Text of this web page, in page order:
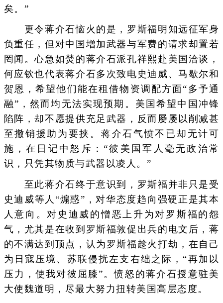
矣。”
更令蒋介石恼火的是，罗斯福明知远征军身
负重任，但对中国增加武器与军费的请求却置若
罔闻。心急如焚的蒋介石派孔祥熙赴美国洽谈，
何应钦也代表蒋介石多次致电史迪威、马歇尔和
贺恩，希望他们能在租借物资调配方面“多予通
融”，然而均无法实现预期。美国希望中国冲锋
陷阵，却不愿提供充足武器，反而屡屡以削减甚
至撤销援助为要挟。蒋介石气愤不已却无计可
施，在日记中怒斥：“彼美国军人毫无政治常
识，只凭其物质与武器以凌人。”
至此蒋介石终于意识到，罗斯福并非只是受
史迪威等人“煽惑”，对华态度趋向强硬正是其本
人意向。对史迪威的憎恶上升为对罗斯福的怨
气，尤其是在收到罗斯福敦促出兵的电文后，蒋
的不满达到顶点，认为罗斯福趁火打劫，在自己
为日寇压境、苏联侵扰左支右绌之际，“再加以
压力，使我对彼屈膝”。愤怒的蒋介石授意驻美
大使魏道明，尽最大努力扭转美国高层态度。